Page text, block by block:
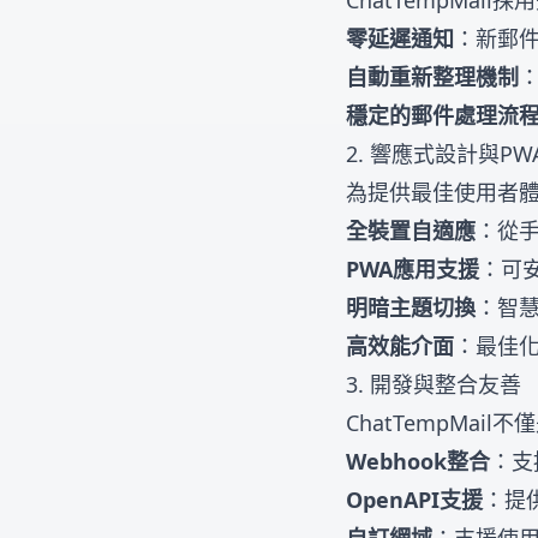
零延遲通知 ：新郵
自動重新整理機制
穩定的郵件處理流
2. 響應式設計與
為提供最佳使用者
全裝置自適應 ：從
PWA應用支援 ：可
明暗主題切換 ：智
高效能介面 ：最佳
3. 開發與整合友善
ChatTempMail不
Webhook整合：
OpenAPI支援 ：